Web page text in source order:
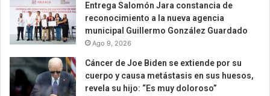
Entrega Salomón Jara constancia de
reconocimiento a la nueva agencia
municipal Guillermo González Guardado
Ago 9, 2026
Cáncer de Joe Biden se extiende por su
cuerpo y causa metástasis en sus huesos,
revela su hijo: “Es muy doloroso”